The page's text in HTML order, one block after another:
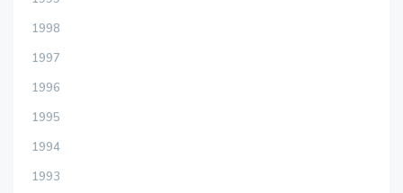
1998
1997
1996
1995
1994
1993